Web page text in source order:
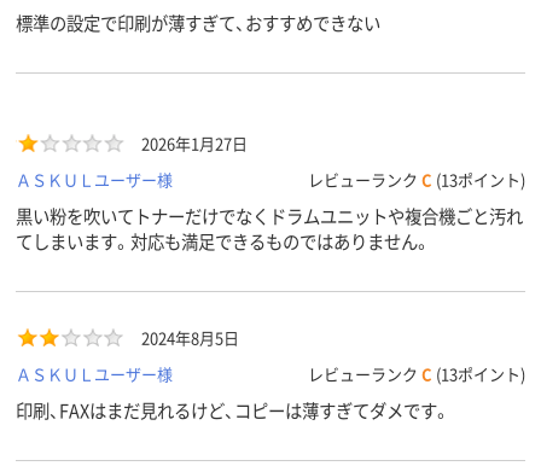
標準の設定で印刷が薄すぎて、おすすめできない
2026年1月27日
ＡＳＫＵＬユーザー様
レビューランク C (13ポイント)
黒い粉を吹いてトナーだけでなくドラムユニットや複合機ごと汚れ
てしまいます。対応も満足できるものではありません。
2024年8月5日
ＡＳＫＵＬユーザー様
レビューランク C (13ポイント)
印刷、FAXはまだ見れるけど、コピーは薄すぎてダメです。